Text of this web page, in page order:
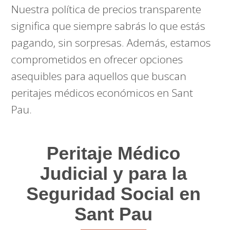
Nuestra política de precios transparente
significa que siempre sabrás lo que estás
pagando, sin sorpresas. Además, estamos
comprometidos en ofrecer opciones
asequibles para aquellos que buscan
peritajes médicos económicos en Sant
Pau.
Peritaje Médico
Judicial y para la
Seguridad Social en
Sant Pau